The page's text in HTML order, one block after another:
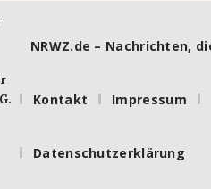
NRWZ.de – Nachrichten,
Kontakt Impressum
Datenschutzerklärung